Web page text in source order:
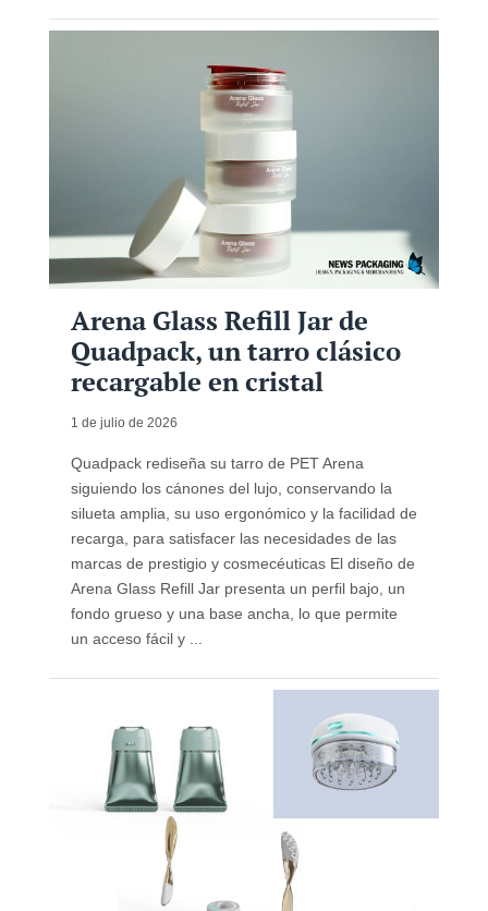
Arena Glass Refill Jar de
Quadpack, un tarro clásico
recargable en cristal
1 de julio de 2026
Quadpack rediseña su tarro de PET Arena
siguiendo los cánones del lujo, conservando la
silueta amplia, su uso ergonómico y la facilidad de
recarga, para satisfacer las necesidades de las
marcas de prestigio y cosmecéuticas El diseño de
Arena Glass Refill Jar presenta un perfil bajo, un
fondo grueso y una base ancha, lo que permite
un acceso fácil y ...